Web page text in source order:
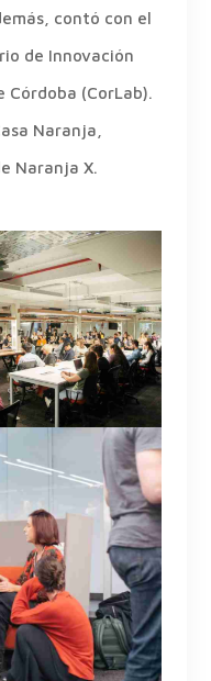
contó con el
de Innovación
Córdoba (CorLab).
Naranja,
Naranja X.